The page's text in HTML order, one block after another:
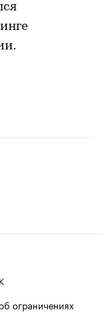
ограничениях